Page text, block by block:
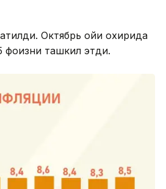
Октябрь ойи охирида
фоизни ташкил этди.